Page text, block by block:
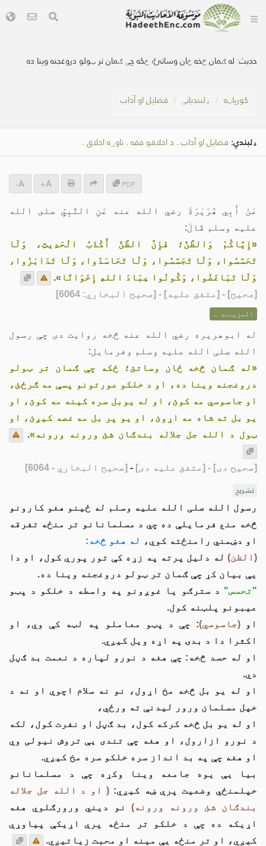
حدیث: له ګمان څخه ځان وساتئ؛ ځکه چې ګمان تر ټولو دروغجنه وینا ده
کور‌پاڼه ډلبندیانې فضایل او آداب
ډلبندي: فضایل او آداب . د اخلاقو فقه . ناوړه اخلاق .
PDF
+
-
عَنْ أَبِي هُرَيْرَةَ رضي الله عنه عَنِ النَّبِيِّ صلى الله
عليه وسلم قَالَ:
«إِيَّاكُمْ وَالظَّنَّ؛ فَإِنَّ الظَّنَّ أَكْذَبُ الْحَدِيثِ، وَلَا
تَحَسَّسُوا، وَلَا تَجَسَّسُوا، وَلَا تَحَاسَدُوا، وَلَا تَدَابَرُوا،
وَلَا تَبَاغَضُوا، وَكُونُوا عِبَادَ اللهِ إِخْوَانًا».
[صحيح] - [متفق عليه] - [صحيح البخاري: 6064]
المزيــد ...
له ابوهریره رضي الله عنه څخه روایت دی چې رسول
الله صلی الله علیه وسلم وفرمایل:
«له ګمان څخه ځان وساتئ؛ ځکه چې ګمان تر ټولو
دروغجنه وینا ده، او د خلکو عورتونو پسې مه ګرځئ،
او جاسوسي مه کوئ، او له یوبل سره کینه مه کوئ، او
یو بل ته شاه مه اړوئ، او یو پر بل مه غصه کیږئ، او
ټول د الله جل جلاله بندګان شئ ورونه ورونه».
[صحيح دی] - [متفق علیه دی] - [صحيح البخاري - 6064]
تشریح
رسول الله صلی الله علیه وسلم له ځینو هغو کارونو
څخه منع فرمایلې ده چي د مسلمانانو تر منځه تفرقه
او دښمني رامنځته کوي،
له هغو څخه:
(الظن) له دلیل پرته په زړه کې تور پورې کول، او دا
یې بیان کړ چې ګمان تر ټولو دروغجنه وینا ده.
"تحسس" د سترګو یا غوږونو په واسطه د خلکو د پټو
عیبونو پلټنه کول.
او(جاسوسي): چې د پټو معاملو په لټه کې وي، او
اکثرا دا د بدۍ په اړه ویل کیږي.
او له حسد څخه: چې هغه د نورو لپاره د نعمت بد ګڼل
دي.
او له یو بل څخه مخ اړول، نو نه سلام اچوي او نه د
خپل مسلمان ورور لیدنې ته ورځي،
او له یو بل څخه کرکه کول، بد ګڼل او نفرت کول، لکه
د نورو ازارول، او هغه چې تندی یې تروش نیولی وي
او هغه چې په بد انداز سره خلکو سره مخ کیږي.
بیا یې یوه جامعه وینا وکړه چې د مسلمانانو
خپلمنځي وضعیت پرې ښه کیږي: ( او د الله جل جلاله
بندګان شئ ورونه ورونه) نو دیني ورورګلوي هغه
اړیکه ده چې د خلکو تر منځه پرې اړیکې پیاوړې
کیږي، او تر منځه یې مینه او محبت زیاتیږي.